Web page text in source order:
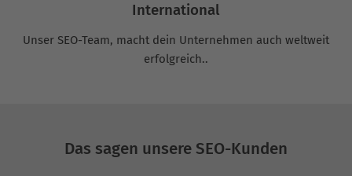
International
Unser SEO-Team, macht dein Unternehmen auch weltweit
erfolgreich..
Das sagen unsere SEO-Kunden